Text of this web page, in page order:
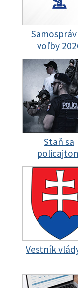
voľby
Staň sa
Vestník